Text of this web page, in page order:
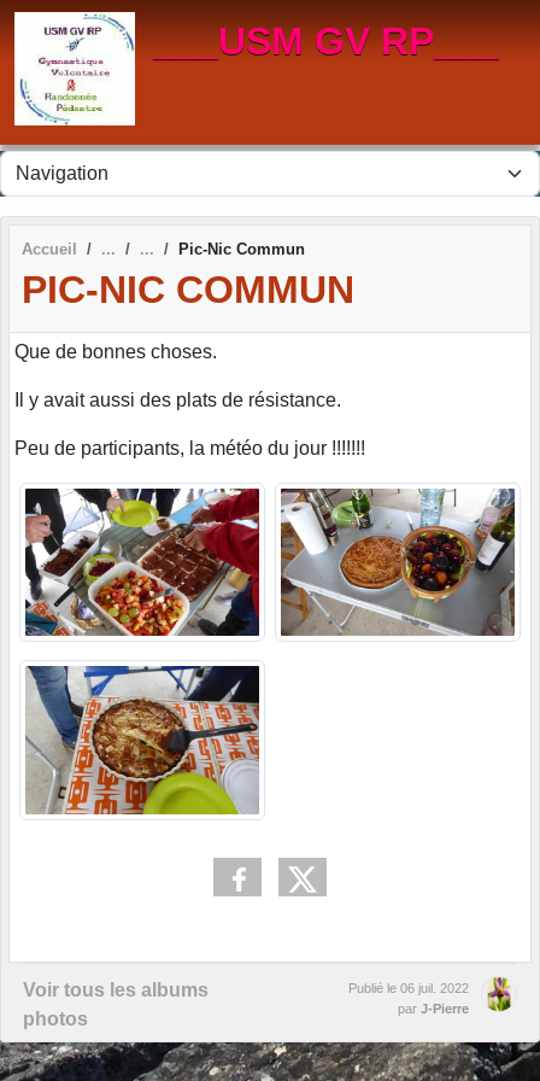
___USM GV RP___
Accueil Pic-Nic Commun
PIC-NIC COMMUN
Que de bonnes choses.
Il y avait aussi des plats de résistance.
Peu de participants, la météo du jour !!!!!!!
Voir tous les albums
photos
Publié le 06 juil. 2022
par J-Pierre
Panneau de gestion des cookies